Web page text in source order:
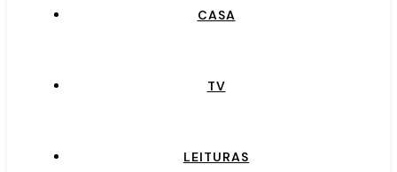
CASA
TV
LEITURAS